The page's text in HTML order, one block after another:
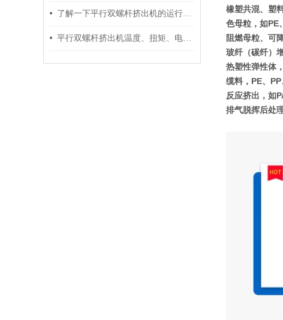
了解一下平行双螺杆挤出机的运行过程吧
平行双螺杆挤出机温度、扭矩、电流控制要点
橡塑共混、塑
色母粒，如PE
阻燃母粒、可
玻纤（碳纤）
热塑性弹性体
缆料，PE、PP
反应挤出，如
排气脱挥后处